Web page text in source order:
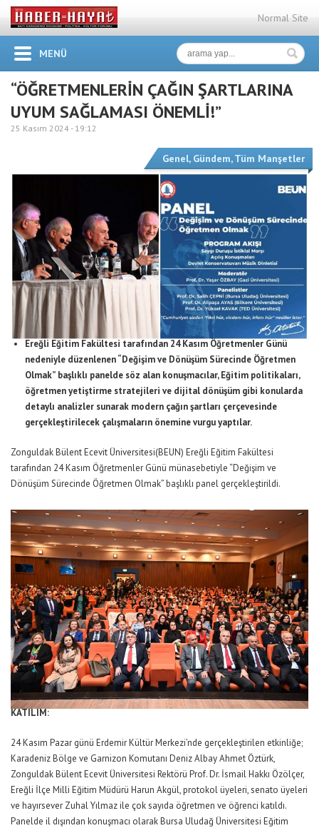
Normal Site
MENÜ
“ÖĞRETMENLERİN ÇAĞIN ŞARTLARINA
UYUM SAĞLAMASI ÖNEMLİ!”
25 Kasım 2024 - 19:12
Genel, Gündem,Tüm Manşetler
Ereğli Eğitim Fakültesi tarafından 24 Kasım Öğretmenler Günü
nedeniyle düzenlenen “Değişim ve Dönüşüm Sürecinde Öğretmen
Olmak” başlıklı panelde söz alan konuşmacılar, Eğitim politikaları,
öğretmen yetiştirme stratejileri ve dijital dönüşüm gibi konularda
detaylı analizler sunarak modern çağın şartları çerçevesinde
gerçekleştirilecek çalışmaların önemine vurgu yaptılar.
Zonguldak Bülent Ecevit Üniversitesi(BEUN) Ereğli Eğitim Fakültesi
tarafından 24 Kasım Öğretmenler Günü münasebetiyle “Değişim ve
Dönüşüm Sürecinde Öğretmen Olmak” başlıklı panel gerçekleştirildi.
KATILIM:
24 Kasım Pazar günü Erdemir Kültür Merkezi’nde gerçekleştirilen etkinliğe;
Karadeniz Bölge ve Garnizon Komutanı Deniz Albay Ahmet Öztürk,
Zonguldak Bülent Ecevit Üniversitesi Rektörü Prof. Dr. İsmail Hakkı Özölçer,
Ereğli İlçe Milli Eğitim Müdürü Harun Akgül, protokol üyeleri, senato üyeleri
ve hayırsever Zuhal Yılmaz ile çok sayıda öğretmen ve öğrenci katıldı.
Panelde il dışından konuşmacı olarak Bursa Uludağ Üniversitesi Eğitim